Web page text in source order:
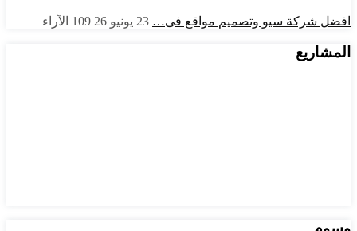
افضل شركة سيو وتصميم مواقع فى… 23 يونيو 26 109 الآراء
المشاريع